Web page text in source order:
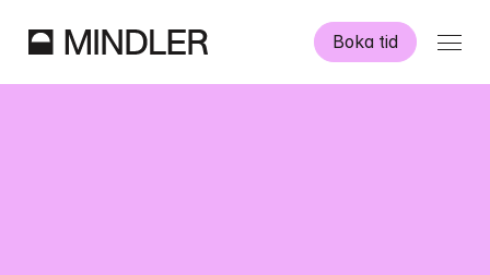
Boka tid